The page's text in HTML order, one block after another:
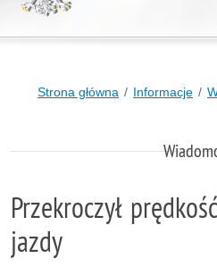
Strona główna Informacje
Przekroczył
jazdy